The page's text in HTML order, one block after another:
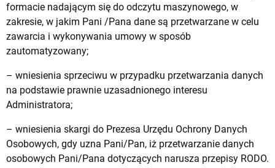
formacie nadającym się do odczytu maszynowego, w
zakresie, w jakim Pani /Pana dane są przetwarzane w celu
zawarcia i wykonywania umowy w sposób
zautomatyzowany;
– wniesienia sprzeciwu w przypadku przetwarzania danych
na podstawie prawnie uzasadnionego interesu
Administratora;
– wniesienia skargi do Prezesa Urzędu Ochrony Danych
Osobowych, gdy uzna Pani/Pan, iż przetwarzanie danych
osobowych Pani/Pana dotyczących narusza przepisy RODO.